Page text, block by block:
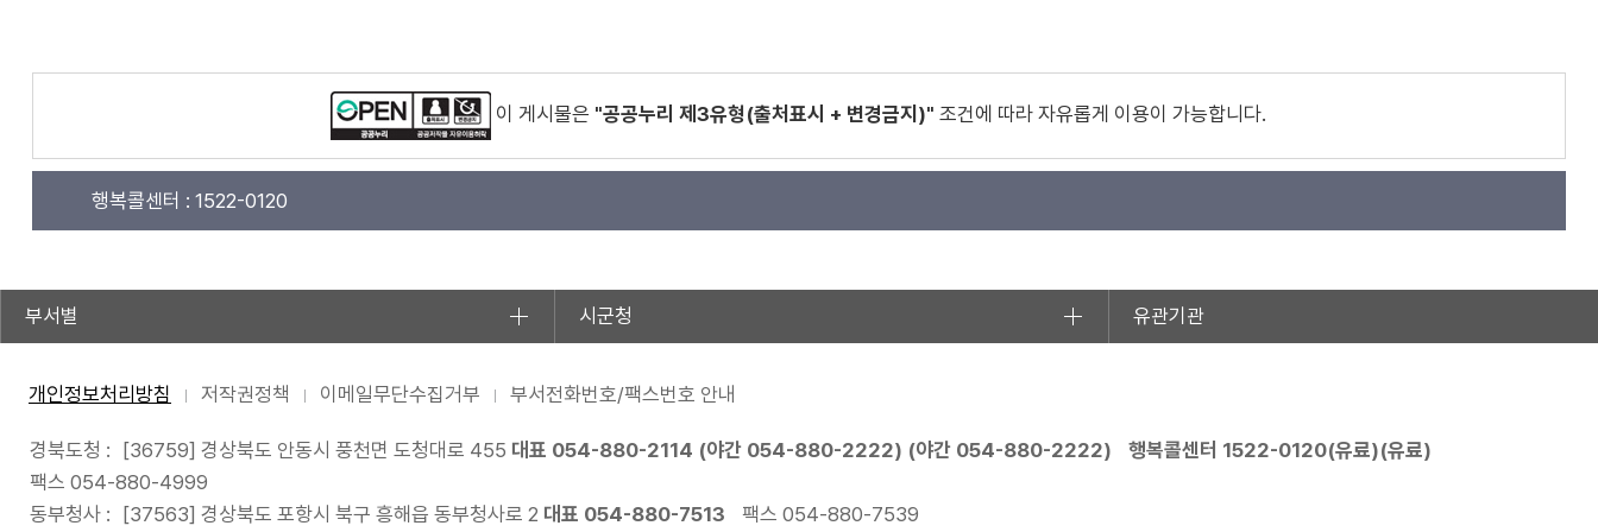
이 게시물은 "공공누리 제3유형(출처표시 + 변경금지)" 조건에 따라 자유롭게 이용이 가능합니다.
행복콜센터 : 1522-0120
부서별 시군청 유관기관
개인정보처리방침 저작권정책 이메일무단수집거부 부서전화번호/팩스번호 안내
경북도청 : [36759] 경상북도 안동시 풍천면 도청대로 455 대표 054-880-2114 (야간 054-880-2222) (야간 054-880-2222) 행복콜센터 1522-0120(유료)(유료)
팩스 054-880-4999
동부청사 :
[37563] 경상북도 포항시 북구 흥해읍 동부청사로 2 대표 054-880-7513 팩스 054-880-7539